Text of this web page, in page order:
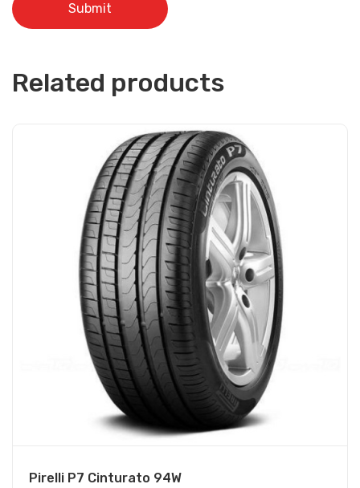
Related products
Pirelli P7 Cinturato 94W